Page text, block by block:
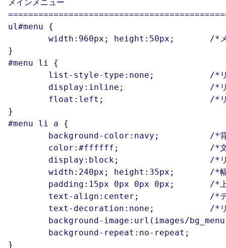
メインメニュー
ul#menu {
}
#menu li {
}
#menu li a {
}